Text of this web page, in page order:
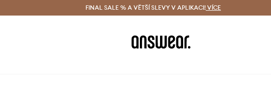
Doručení a vrácení zdarma (od 1800 Kč) Doručení i do 24 h
FINAL SALE % A VĚTŠÍ SLEVY V APLIKACI! VÍCE